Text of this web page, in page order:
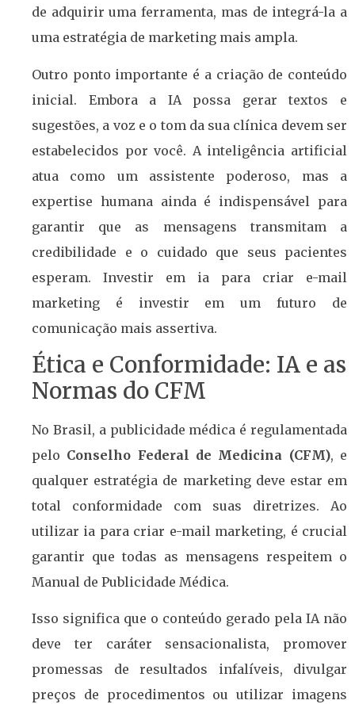
de adquirir uma ferramenta, mas de integrá-la a
uma estratégia de marketing mais ampla.
Outro ponto importante é a criação de conteúdo
inicial. Embora a IA possa gerar textos e
sugestões, a voz e o tom da sua clínica devem ser
estabelecidos por você. A inteligência artificial
atua como um assistente poderoso, mas a
expertise humana ainda é indispensável para
garantir que as mensagens transmitam a
credibilidade e o cuidado que seus pacientes
esperam. Investir em ia para criar e-mail
marketing é investir em um futuro de
comunicação mais assertiva.
Ética e Conformidade: IA e as
Normas do CFM
No Brasil, a publicidade médica é regulamentada
pelo Conselho Federal de Medicina (CFM), e
qualquer estratégia de marketing deve estar em
total conformidade com suas diretrizes. Ao
utilizar ia para criar e-mail marketing, é crucial
garantir que todas as mensagens respeitem o
Manual de Publicidade Médica.
Isso significa que o conteúdo gerado pela IA não
deve ter caráter sensacionalista, promover
promessas de resultados infalíveis, divulgar
preços de procedimentos ou utilizar imagens